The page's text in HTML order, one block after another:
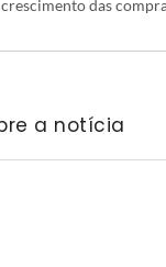
das
a notícia